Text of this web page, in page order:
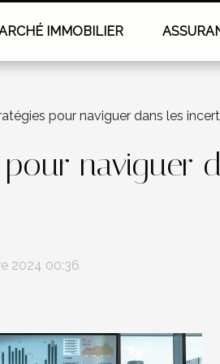
IMMOBILIER
pour naviguer dans les
naviguer
2024 00:36